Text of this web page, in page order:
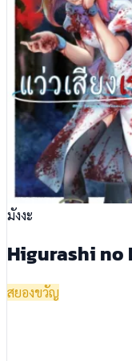
มังงะ
Higurashi no
สยองขวัญ